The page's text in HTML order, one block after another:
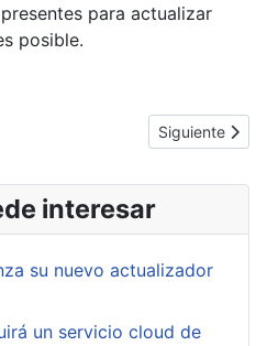
para actualizar
posible.
Shylock se extiende por
Artículo
Siguiente
interesar
su nuevo actualizador
un servicio cloud de